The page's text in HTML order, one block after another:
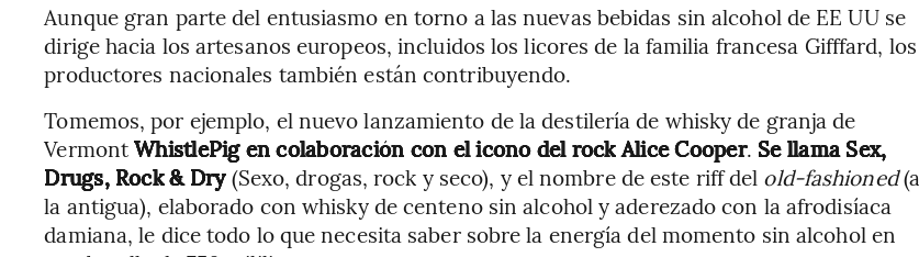
Aunque gran parte del entusiasmo en torno a las nuevas bebidas sin alcohol de EE UU se
dirige hacia los artesanos europeos, incluidos los licores de la familia francesa Gifffard, los
productores nacionales también están contribuyendo.
Tomemos, por ejemplo, el nuevo lanzamiento de la destilería de whisky de granja de
VermontWhistlePig en colaboración con el icono del rock Alice Cooper. Se llama Sex,
Drugs, Rock & Dry(Sexo, drogas, rock y seco), y el nombre de este riff del old-fashioned(a
la antigua), elaborado con whisky de centeno sin alcohol y aderezado con la afrodisíaca
damiana, le dice todo lo que necesita saber sobre la energía del momento sin alcohol en